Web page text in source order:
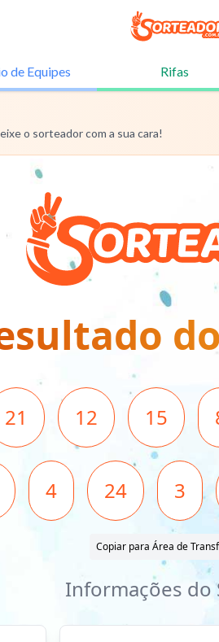
deEquipes Rifas
o sorteador com a sua cara!
21 12 15
4 24 3
Copiar para Área de
Informações do